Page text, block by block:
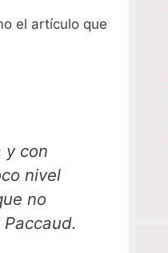
el artículo que
y con
nivel
no